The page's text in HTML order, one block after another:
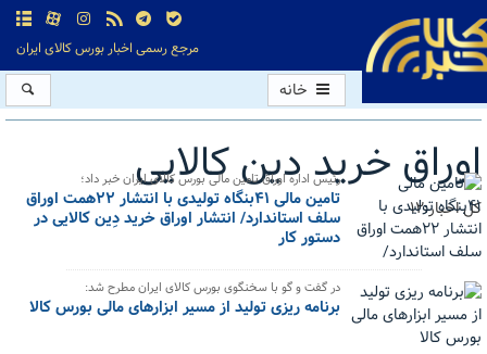
مرجع رسمی اخبار بورس کالای ایران
خانه
اوراق خرید دین کالایی
کل اخبار:12
رئیس اداره اوراق تامین مالی بورس کالای ایران خبر داد؛
تامین مالی ۴۱بنگاه تولیدی با انتشار ۲۲همت اوراق
سلف استاندارد/ انتشار اوراق خرید دِین کالایی در
دستور کار
در گفت و گو با سخنگوی بورس کالای ایران مطرح شد:
برنامه ریزی تولید از مسیر ابزارهای مالی بورس کالا